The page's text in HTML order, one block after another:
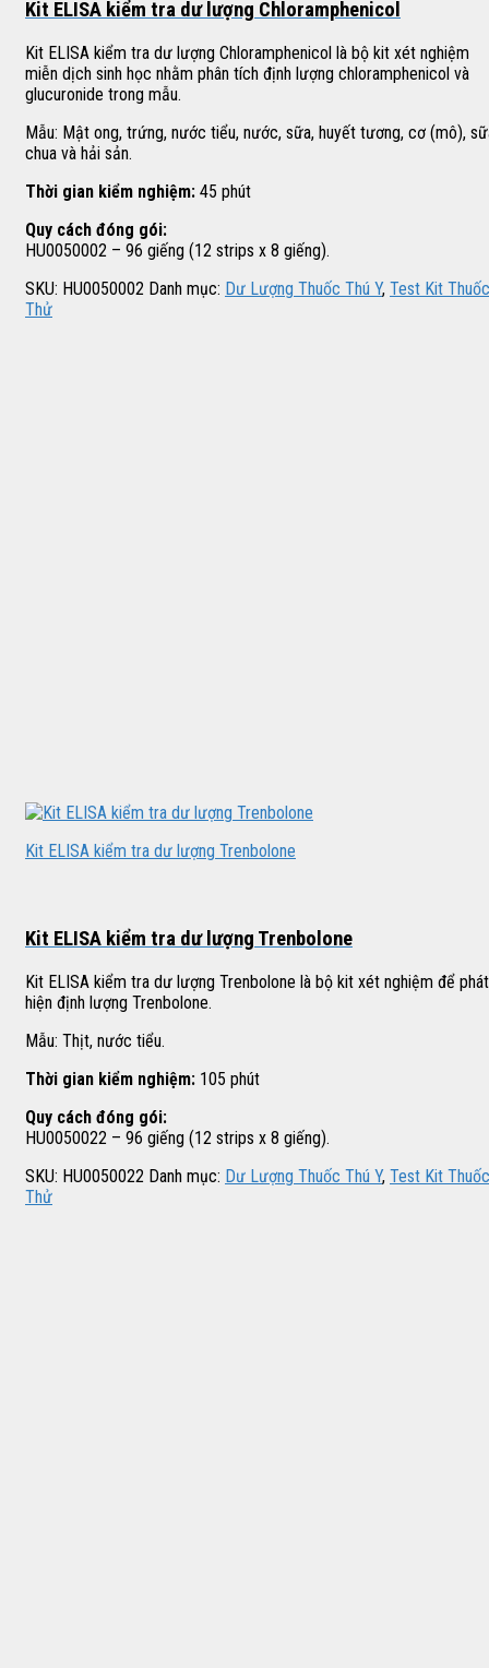
Kit ELISA kiểm tra dư lượng Chloramphenicol
Kit ELISA kiểm tra dư lượng Chloramphenicol là bộ kit xét nghiệm
miễn dịch sinh học nhằm phân tích định lượng chloramphenicol và
glucuronide trong mẫu.
Mẫu: Mật ong, trứng, nước tiểu, nước, sữa, huyết tương, cơ (mô),
chua và hải sản.
Thời gian kiểm nghiệm: 45 phút
Quy cách đóng gói:
HU0050002 – 96 giếng (12 strips x 8 giếng).
SKU: HU0050002 Danh mục: Dư Lượng Thuốc Thú Y, Test Kit Thuốc
Thử
Kit ELISA kiểm tra dư lượng Trenbolone
Kit ELISA kiểm tra dư lượng Trenbolone
Kit ELISA kiểm tra dư lượng Trenbolone là bộ kit xét nghiệm để phát
hiện định lượng Trenbolone.
Mẫu: Thịt, nước tiểu.
Thời gian kiểm nghiệm: 105 phút
Quy cách đóng gói:
HU0050022 – 96 giếng (12 strips x 8 giếng).
SKU: HU0050022 Danh mục: Dư Lượng Thuốc Thú Y, Test Kit Thuốc
Thử